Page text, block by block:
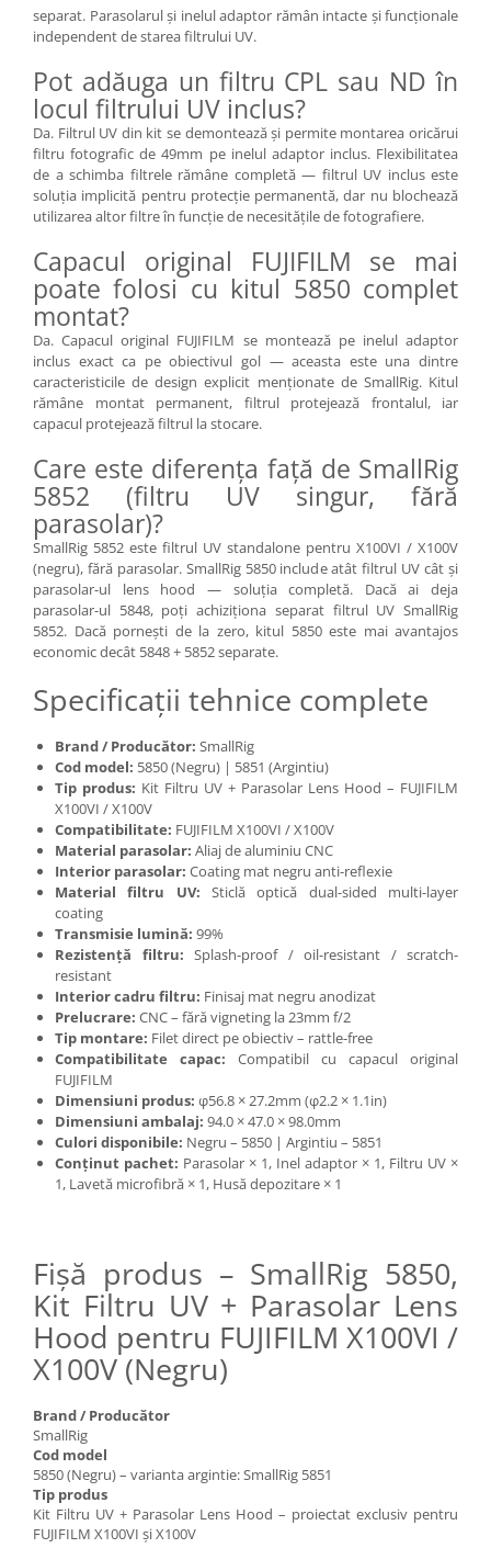
Aparate Foto Compacte (SH)
Obiective foto SECOND HAND
Obiective foto Mirrorless (SH)
Obiective foto DSLR (SH)
Obiective foto SLR (pe film) (SH)
Accesorii pentru obiective ,
SECOND HAND
Blitz-uri externe + accesorii ,
Blitz-uri studio , SECOND HAND
Imprimante SECOND HAND
Video - Convertoare pe filet
Acumulatori si incarcatoare S.H.
Adaptoare pentru compacte
Genti, huse, curele
separat. Parasolarul și inelul adaptor rămân intacte și funcționale
independent de starea filtrului UV.
Pot adăuga un filtru CPL sau ND în
locul filtrului UV inclus?
Da. Filtrul UV din kit se demontează și permite montarea oricărui
filtru fotografic de 49mm pe inelul adaptor inclus. Flexibilitatea
de a schimba filtrele rămâne completă — filtrul UV inclus este
soluția implicită pentru protecție permanentă, dar nu blochează
utilizarea altor filtre în funcție de necesitățile de fotografiere.
Capacul original FUJIFILM se mai
poate folosi cu kitul 5850 complet
montat?
Da. Capacul original FUJIFILM se montează pe inelul adaptor
inclus exact ca pe obiectivul gol — aceasta este una dintre
caracteristicile de design explicit menționate de SmallRig. Kitul
rămâne montat permanent, filtrul protejează frontalul, iar
capacul protejează filtrul la stocare.
Care este diferența față de SmallRig
5852 (filtru UV singur, fără
parasolar)?
SmallRig 5852 este filtrul UV standalone pentru X100VI / X100V
(negru), fără parasolar. SmallRig 5850 include atât filtrul UV cât și
parasolar-ul lens hood — soluția completă. Dacă ai deja
parasolar-ul 5848, poți achiziționa separat filtrul UV SmallRig
5852. Dacă pornești de la zero, kitul 5850 este mai avantajos
economic decât 5848 + 5852 separate.
Specificații tehnice complete
Brand / Producător: SmallRig
Cod model: 5850 (Negru) | 5851 (Argintiu)
Tip produs: Kit Filtru UV + Parasolar Lens Hood – FUJIFILM
X100VI / X100V
Compatibilitate: FUJIFILM X100VI / X100V
Material parasolar: Aliaj de aluminiu CNC
Interior parasolar: Coating mat negru anti-reflexie
Material filtru UV: Sticlă optică dual-sided multi-layer
coating
Transmisie lumină: 99%
Rezistență filtru: Splash-proof / oil-resistant / scratch-
resistant
Interior cadru filtru: Finisaj mat negru anodizat
Prelucrare: CNC – fără vigneting la 23mm f/2
Tip montare: Filet direct pe obiectiv – rattle-free
Compatibilitate capac: Compatibil cu capacul original
FUJIFILM
Dimensiuni produs: φ56.8 × 27.2mm (φ2.2 × 1.1in)
Dimensiuni ambalaj: 94.0 × 47.0 × 98.0mm
Culori disponibile: Negru – 5850 | Argintiu – 5851
Conținut pachet: Parasolar × 1, Inel adaptor × 1, Filtru UV ×
1, Lavetă microfibră × 1, Husă depozitare × 1
Fișă produs – SmallRig 5850,
Kit Filtru UV + Parasolar Lens
Hood pentru FUJIFILM X100VI /
X100V (Negru)
Brand / Producător
SmallRig
Cod model
5850 (Negru) – varianta argintie: SmallRig 5851
Tip produs
Kit Filtru UV + Parasolar Lens Hood – proiectat exclusiv pentru
FUJIFILM X100VI și X100V